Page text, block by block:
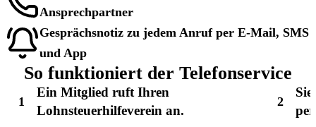
Ansprechpartner
Gesprächsnotiz zu jedem Anruf per E-Mail, SMS
und App
So funktioniert der Telefonservice
1
Ein Mitglied ruft Ihren
Lohnsteuerhilfeverein an.
2